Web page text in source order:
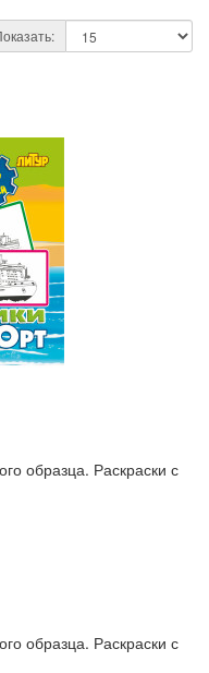
образца. Раскраски с
образца. Раскраски с